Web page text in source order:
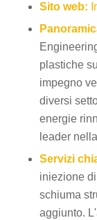
Sito web:
plastiche
impegno
diversi
energie
leader
Servizi
iniezione
schiuma
aggiunto.